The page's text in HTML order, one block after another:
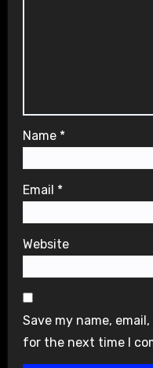
Name *
Email *
Website
Save my name,
for the next time I